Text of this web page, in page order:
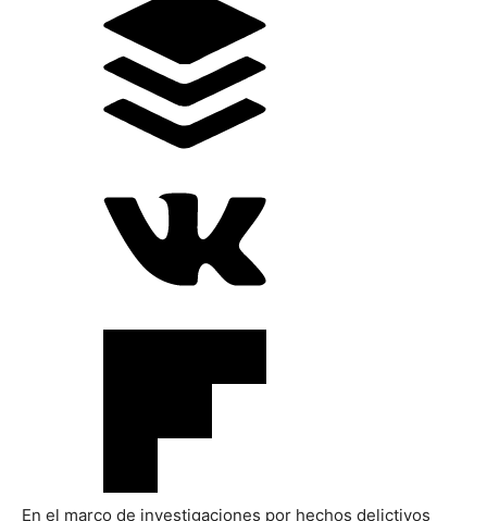
En el marco de investigaciones por hechos delictivos